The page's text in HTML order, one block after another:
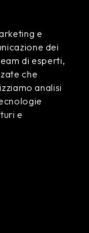
e
dei
di esperti,
che
analisi
e